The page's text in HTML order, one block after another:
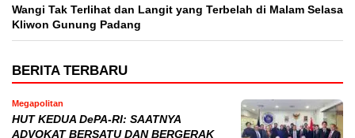
Wangi Tak Terlihat dan Langit yang Terbelah di Malam Selasa
Kliwon Gunung Padang
BERITA TERBARU
Megapolitan
HUT KEDUA DePA-RI: SAATNYA
ADVOKAT BERSATU DAN BERGERAK